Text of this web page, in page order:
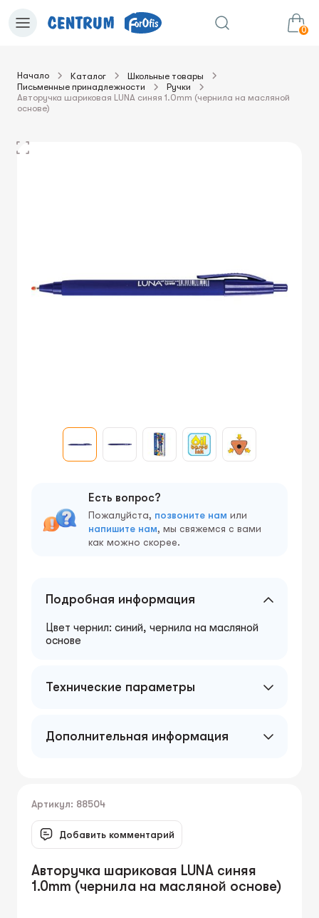
0
в корзину Сумма: 0.00€
Начало Каталог
Школьные товары
Письменные принадлежности
Ручки
Авторучка шариковая LUNA синяя 1.0mm (чернила на масляной
основе)
Есть вопрос?
Пожалуйста, позвоните нам или
напишите нам, мы свяжемся с вами
как можно скорее.
Подробная информация
Цвет чернил: синий, чернила на масляной
основе
Технические параметры
Дополнительная информация
письма.
Артикул: 88504
Добавить комментарий
Авторучка шариковая LUNA синяя
1.0mm (чернила на масляной основе)